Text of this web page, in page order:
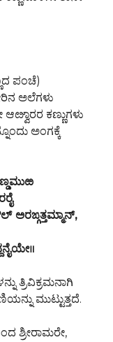
ಪಂಚೆ)
ಅಲೆಗಳು
ಕಣ್ಣುಗಳು
ಅಂಗಕ್ಕೆ
ಅರಙ್ಗತ್ತಮ್ಮಾನ್,
ತ್ರಿವಿಕ್ರಮನಾಗಿ
ಮುಟ್ಟುತ್ತದೆ.
ಶ್ರೀರಾಮರೇ,